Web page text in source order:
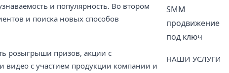
и популярность. Во втором
и поиска новых способов
розыгрыши призов, акции с
с участием продукции компании и
SMM
продвижение
под ключ
НАШИ УСЛУГИ